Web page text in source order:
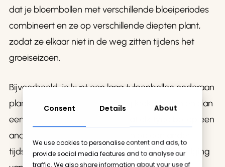
Consent Details About
We use cookies to personalise content and ads, to
provide social media features and to analyse our
traffic. We also share information about your use of
Geen producten in de winkelwagen.
dat je bloembollen met verschillende bloeiperiodes
combineert en ze op verschillende diepten plant,
zodat ze elkaar niet in de weg zitten tijdens het
groeiseizoen.
Bijvoorbeeld, je kunt een laag tulpenbollen onderaan
planten, gevolgd door een laag krokusbollen en dan
een laag narcissenbollen. Omdat elk type bol op een
andere diepte wordt geplant en op een ander
tijdstip bloeit, creëer je een prachtige opeenvolging